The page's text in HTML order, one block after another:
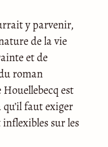
y parvenir,
de la vie
et de
roman
est
faut exiger
inflexibles sur les